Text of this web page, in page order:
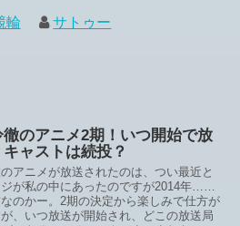
輪 サトゥー
徹のアニメ2期！いつ開始で放
ャストは続投？
アニメが放送されたのは、つい最近と
が私の中にあったのですが2014年……
のかー。2期の決定から楽しみで仕方が
、いつ放送が開始され、どこの放送局